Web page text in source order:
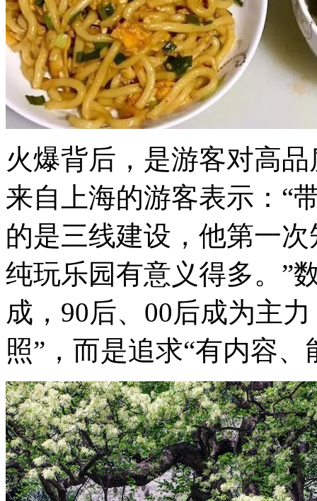
火爆背后，是游客对高
来自上海的游客表示：“
的是三线建设，他第一
纯玩乐园有意义得多。”
成，90后、00后成为主
照”，而是追求“有内容